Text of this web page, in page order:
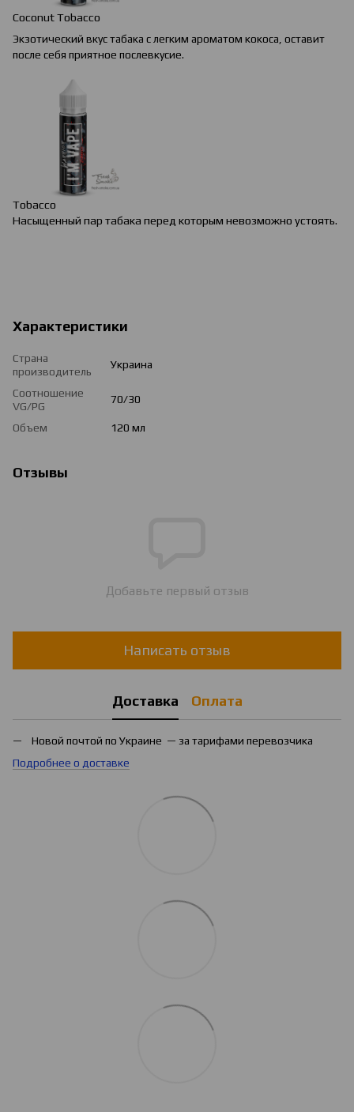
Coconut Tobacco
Экзотический вкус табака с легким ароматом кокоса, оставит
после себя приятное послевкусие.
Tobacco
Насыщенный пар табака перед которым невозможно устоять.
Характеристики
Страна
производитель
Украина
Соотношение
VG/PG
70/30
Объем 120 мл
Отзывы
Добавьте первый отзыв
Написать отзыв
Доставка Оплата
Новой почтой по Украине — за тарифами перевозчика
Подробнее о доставке